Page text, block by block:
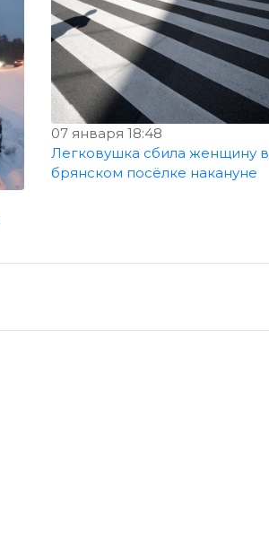
07 января 18:48
Легковушка сбила женщину в
брянском посёлке накануне